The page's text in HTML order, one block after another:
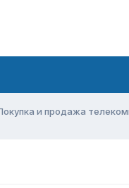
и продажа